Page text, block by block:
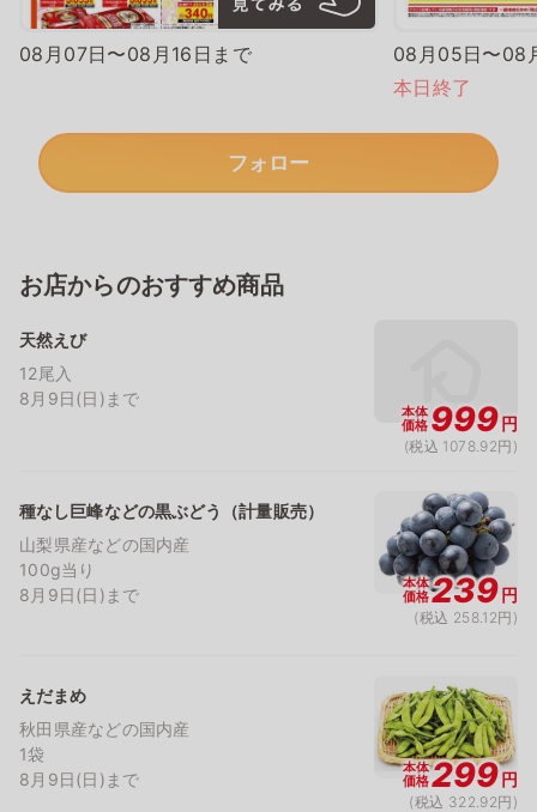
08月07日〜08月16日まで
08月05日〜08
本日終了
フォロー
お店からのおすすめ商品
天然えび
12尾入
8月9日(日)まで
本体
価格 999円
(税込 1078.92円)
種なし巨峰などの黒ぶどう（計量販売）
山梨県産などの国内産
100g当り
8月9日(日)まで
本体
価格239円
(税込 258.12円)
えだまめ
秋田県産などの国内産
1袋
8月9日(日)まで
本体
価格299円
(税込 322.92円)